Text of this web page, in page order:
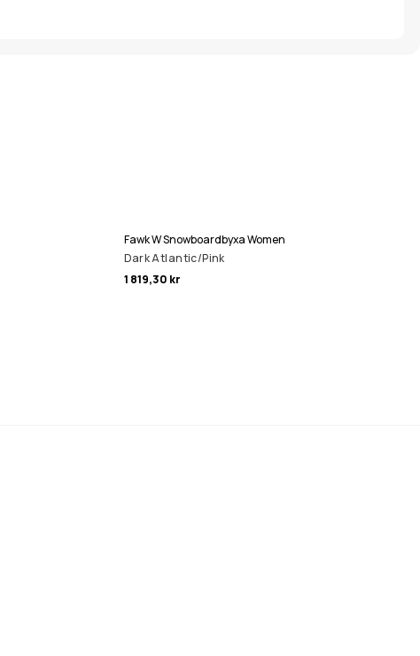
Fawk W Snowboardbyxa Women
Dark Atlantic/Pink
1 819,30 kr